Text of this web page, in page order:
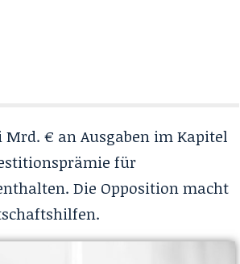
€ an Ausgaben im Kapitel
für
Die Opposition macht